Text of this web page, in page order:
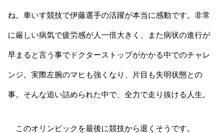
ね。車いす競技で伊藤選手の活躍が本当に感動です。非常
に厳しい病気で疲労感が人一倍大きく、また病状の進行が
早まると言う事でドクターストップがかかる中でのチャレ
ンジ。実際左腕のマヒも強くなり、片目も失明状態との
事。そんな追い詰められた中で、全力で走り抜ける人生。
このオリンピックを最後に競技から退くそうです。